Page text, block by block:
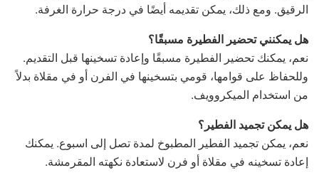
الرقيق. ومع ذلك، يمكن تقديمه أيضًا في درجة حرارة الغرفة.
هل يمكنني تحضير الفطيرة مسبقًا؟
نعم، يمكنك تحضير الفطيرة مسبقًا وإعادة تسخينها قبل التقديم.
وللحفاظ على قوامها، قومي بتسخينها في الفرن أو في مقلاة بدلاً
من استخدام الميكروويف.
هل يمكن تجميد الفطير؟
نعم، يمكن تجميد الفطير المطبوخ لمدة تصل إلى اسبوع. يمكنك
إعادة تسخينه في مقلاة أو فرن لاستعادة نكهته المقرمشة.